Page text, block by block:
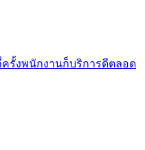
ครั้งพนักงานก็บริการดีตลอด